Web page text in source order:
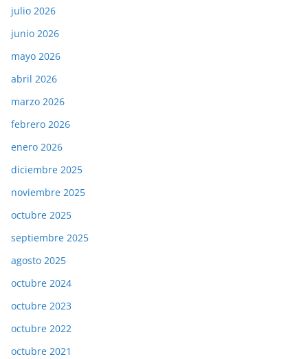
julio 2026
junio 2026
mayo 2026
abril 2026
marzo 2026
febrero 2026
enero 2026
diciembre 2025
noviembre 2025
octubre 2025
septiembre 2025
agosto 2025
octubre 2024
octubre 2023
octubre 2022
octubre 2021